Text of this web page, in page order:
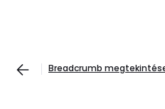
Breadcrumb